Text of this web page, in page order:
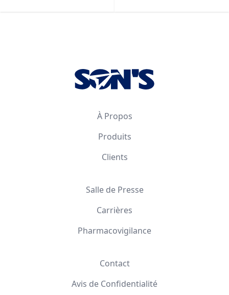
À Propos
Produits
Clients
Salle de Presse
Carrières
Pharmacovigilance
Contact
Avis de Confidentialité